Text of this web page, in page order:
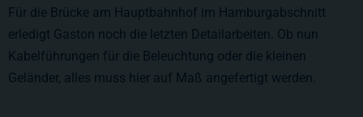
Für die Brücke am Hauptbahnhof im Hamburgabschnitt
erledigt Gaston noch die letzten Detailarbeiten. Ob nun
Kabelführungen für die Beleuchtung oder die kleinen
Geländer, alles muss hier auf Maß angefertigt werden.